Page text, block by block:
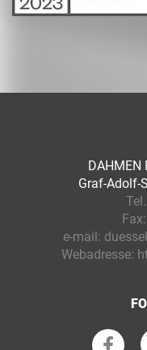
DAHMEN
Graf-Adolf-
Fax:
e-mail:
Webadresse: